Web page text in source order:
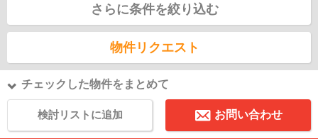
さらに条件を絞り込む
物件リクエスト
チェックした物件をまとめて
検討リストに追加 お問い合わせ